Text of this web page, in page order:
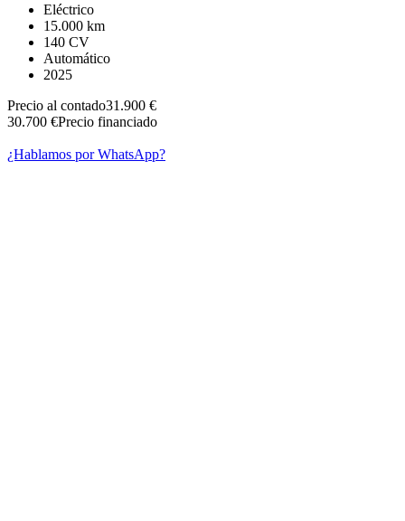
Eléctrico
15.000 km
140 CV
Automático
2025
Precio al contado31.900 €
30.700 €Precio financiado
¿Hablamos por WhatsApp?